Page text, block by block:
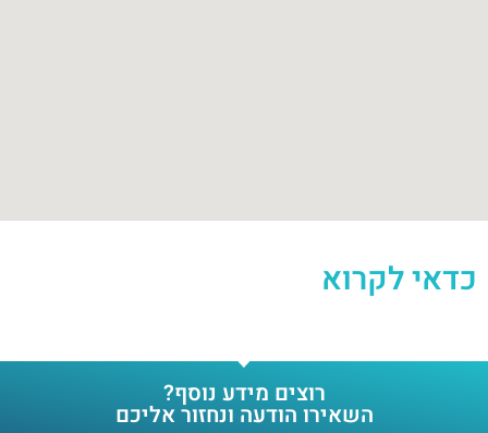
כדאי לקרוא
רוצים מידע נוסף?
השאירו הודעה ונחזור אליכם